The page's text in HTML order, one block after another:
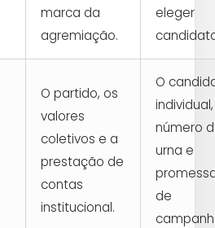
marca da
agremiação.
eleger
O partido, os
valores
coletivos e a
prestação de
contas
institucional.
O
número
urna e
de